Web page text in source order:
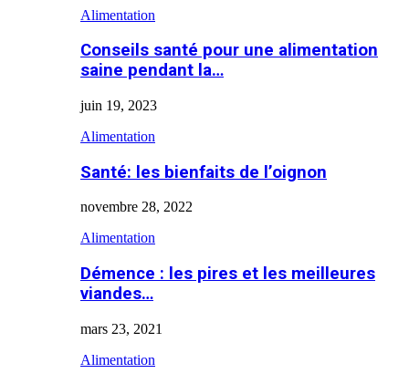
Alimentation
Conseils santé pour une alimentation
saine pendant la…
juin 19, 2023
Alimentation
Santé: les bienfaits de l’oignon
novembre 28, 2022
Alimentation
Démence : les pires et les meilleures
viandes…
mars 23, 2021
Alimentation